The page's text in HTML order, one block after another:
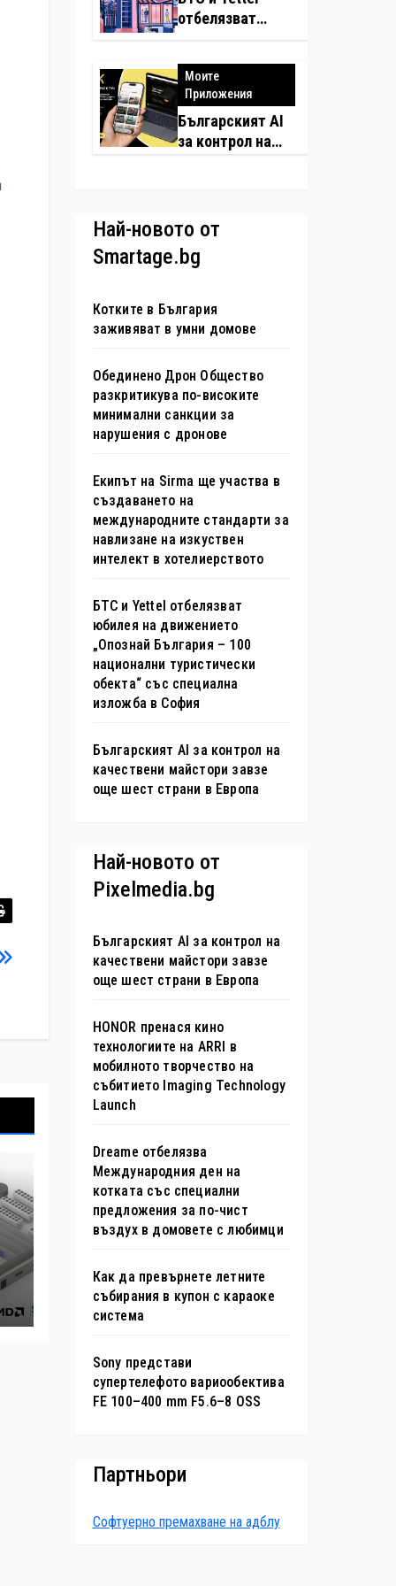
изкуствен
интелект в
отбелязват
движението
„Опознай
България – 100
национални
туристически
Моите
Приложения
Българският AI
за контрол на
страни в Европа
Най-новото от
Smartage.bg
Котките в България
заживяват в умни домове
Обединено Дрон Общество
разкритикува по-високите
минимални санкции за
нарушения с дронове
Екипът на Sirma ще участва в
създаването на
международните стандарти за
навлизане на изкуствен
интелект в хотелиерството
БТС и Yettel отбелязват
юбилея на движението
„Опознай България – 100
национални туристически
обекта“ със специална
изложба в София
Българският AI за контрол на
качествени майстори завзе
още шест страни в Европа
Най-новото от
Pixelmedia.bg
Българският AI за контрол на
качествени майстори завзе
още шест страни в Европа
HONOR пренася кино
технологиите на ARRI в
мобилното творчество на
събитието Imaging Technology
Launch
Dreame отбелязва
Международния ден на
котката със специални
предложения за по-чист
въздух в домовете с любимци
Как да превърнете летните
събирания в купон с караоке
система
Sony представи
супертелефото вариообектива
FE 100–400 mm F5.6–8 OSS
Партньори
Софтуерно премахване на адблу